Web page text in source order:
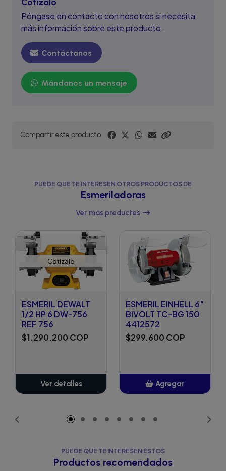
Póngase en contacto con nosotros si necesita
más información sobre este producto.
Contáctanos
Mándanos un mensaje
Compartir este producto
PUEDE QUE TE INTERESEN OTROS PRODUCTOS DE
Esmeriladoras
Ver más productos
Cotízalo
ESMERIL DEWALT
1/2 HP 6 DW-756
REF 756
$1.290.200 COP
Ver detalles
ESMERIL EINHELL 6"
BIVOLT TC-BG 150
4412572
$299.600 COP
Agregar
PUEDE QUE TE INTERESEN ESTOS
Productos recomendados